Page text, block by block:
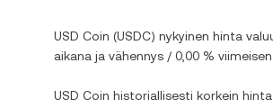
USD Coin (USDC) nykyinen hinta
aikana ja vähennys / 0,00 %
USD Coin historiallisesti korkein